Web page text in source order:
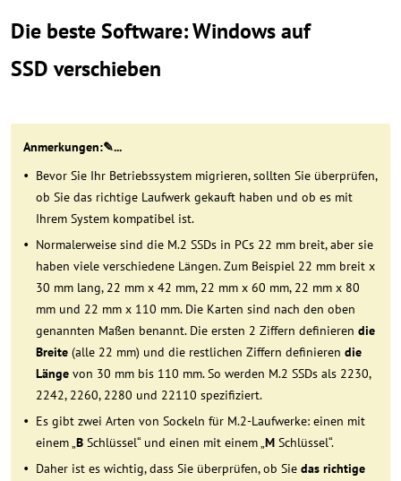
Die beste Software: Windows auf
SSD verschieben
Anmerkungen:✎...
Bevor Sie Ihr Betriebssystem migrieren, sollten Sie überprüfen,
ob Sie das richtige Laufwerk gekauft haben und ob es mit
Ihrem System kompatibel ist.
Normalerweise sind die M.2 SSDs in PCs 22 mm breit, aber sie
haben viele verschiedene Längen. Zum Beispiel 22 mm breit x
30 mm lang, 22 mm x 42 mm, 22 mm x 60 mm, 22 mm x 80
mm und 22 mm x 110 mm. Die Karten sind nach den oben
genannten Maßen benannt. Die ersten 2 Ziffern definieren die
Breite (alle 22 mm) und die restlichen Ziffern definieren die
Länge von 30 mm bis 110 mm. So werden M.2 SSDs als 2230,
2242, 2260, 2280 und 22110 spezifiziert.
Es gibt zwei Arten von Sockeln für M.2-Laufwerke: einen mit
einem „B Schlüssel“ und einen mit einem „M Schlüssel“.
Daher ist es wichtig, dass Sie überprüfen, ob Sie das richtige